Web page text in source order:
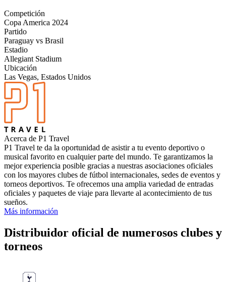
Competición
Copa America 2024
Partido
Paraguay vs Brasil
Estadio
Allegiant Stadium
Ubicación
Las Vegas, Estados Unidos
Acerca de P1 Travel
P1 Travel te da la oportunidad de asistir a tu evento deportivo o
musical favorito en cualquier parte del mundo. Te garantizamos la
mejor experiencia posible gracias a nuestras asociaciones oficiales
con los mayores clubes de fútbol internacionales, sedes de eventos y
torneos deportivos. Te ofrecemos una amplia variedad de entradas
oficiales y paquetes de viaje para llevarte al acontecimiento de tus
sueños.
Más información
Distribuidor oficial de numerosos clubes y
torneos